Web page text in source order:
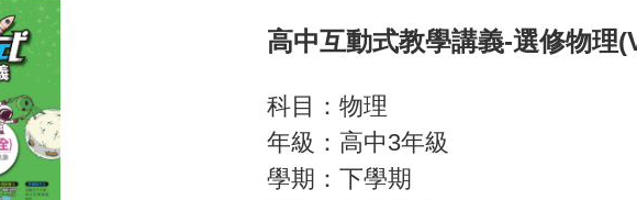
高中互動式教學講義-選修物理
科目：物理
年級：高中3年級
學期：下學期